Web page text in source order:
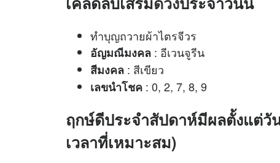
ทำบุญถวายผ้าไตรจีวร
อัญมณีมงคล : อีเวนจูรีน
สีมงคล : สีเขียว
เลขนำโชค : 0, 2, 7, 8, 9
ฤกษ์ดีประจำสัปดาห์มีผลตั้งแต่วั
เวลาที่เหมาะสม)